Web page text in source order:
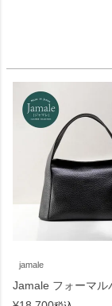
jamale
Jamale フォーマル